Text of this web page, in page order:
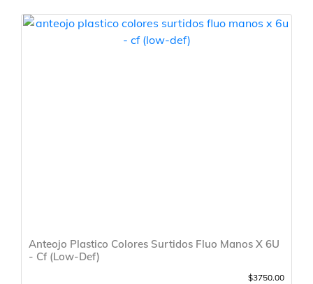
Anteojo Plastico Colores Surtidos Fluo Manos X 6U
- Cf (Low-Def)
$3750.00